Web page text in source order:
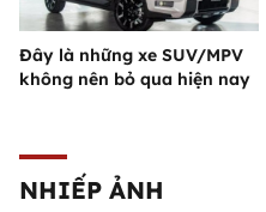
Đây là những xe SUV/MPV
không nên bỏ qua hiện nay
NHIẾP ẢNH